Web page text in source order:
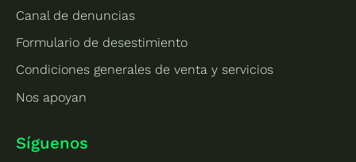
Canal de denuncias
Formulario de desestimiento
Condiciones generales de venta y servicios
Nos apoyan
Síguenos